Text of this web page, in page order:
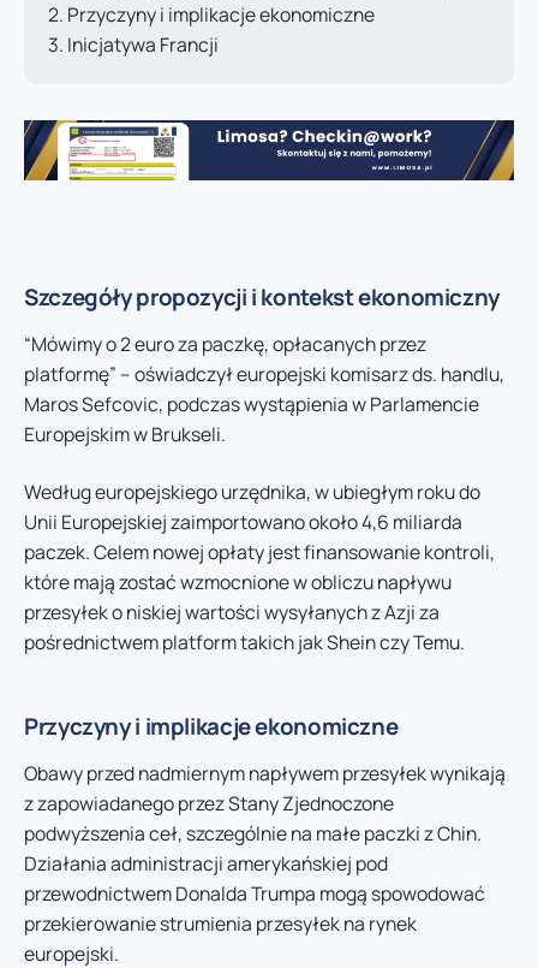
Przyczyny i implikacje ekonomiczne
Inicjatywa Francji
Szczegóły propozycji i kontekst ekonomiczny
“Mówimy o 2 euro za paczkę, opłacanych przez
platformę” – oświadczył europejski komisarz ds. handlu,
Maros Sefcovic, podczas wystąpienia w Parlamencie
Europejskim w Brukseli.
Według europejskiego urzędnika, w ubiegłym roku do
Unii Europejskiej zaimportowano około 4,6 miliarda
paczek. Celem nowej opłaty jest finansowanie kontroli,
które mają zostać wzmocnione w obliczu napływu
przesyłek o niskiej wartości wysyłanych z Azji za
pośrednictwem platform takich jak Shein czy Temu.
Przyczyny i implikacje ekonomiczne
Obawy przed nadmiernym napływem przesyłek wynikają
z zapowiadanego przez Stany Zjednoczone
podwyższenia ceł, szczególnie na małe paczki z Chin.
Działania administracji amerykańskiej pod
przewodnictwem Donalda Trumpa mogą spowodować
przekierowanie strumienia przesyłek na rynek
europejski.